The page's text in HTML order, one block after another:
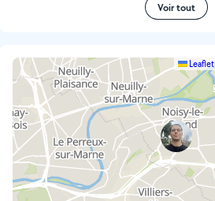
Voir tout
Leaflet